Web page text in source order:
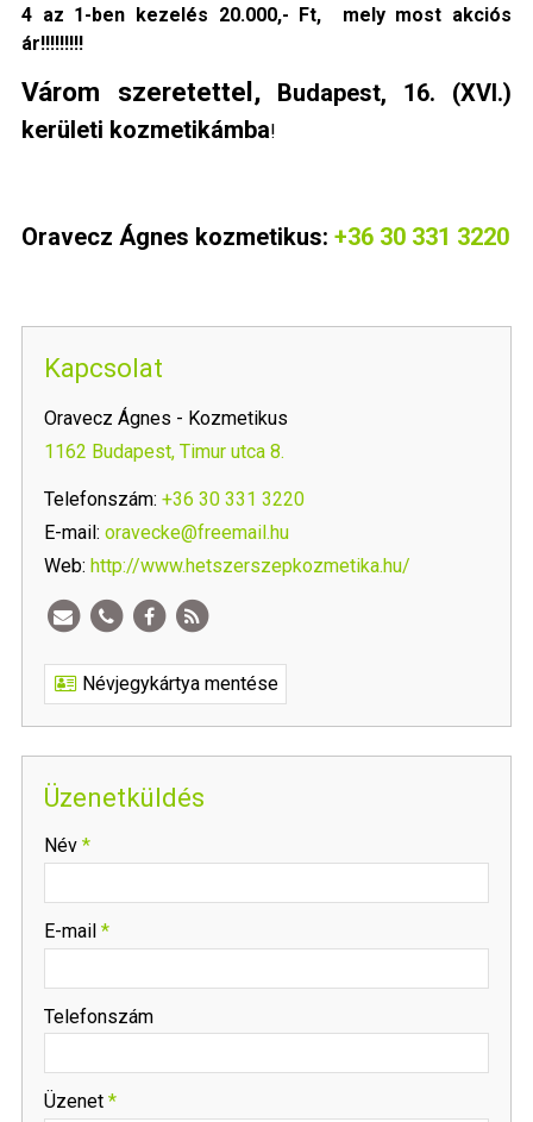
4 az 1-ben kezelés 20.000,- Ft, mely most akciós
ár!!!!!!!!!
Várom szeretettel,
Budapest, 16. (XVI.)
kerületi kozmetikámba!
Oravecz Ágnes kozmetikus: +36 30 331 3220
Kapcsolat
Oravecz Ágnes - Kozmetikus
1162 Budapest, Timur utca 8.
Telefonszám: +36 30 331 3220
E-mail: oravecke@freemail.hu
Web: http://www.hetszerszepkozmetika.hu/
Névjegykártya mentése
Üzenetküldés
-
Név *
E-mail *
Telefonszám
Üzenet *